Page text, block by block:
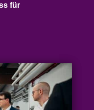
für